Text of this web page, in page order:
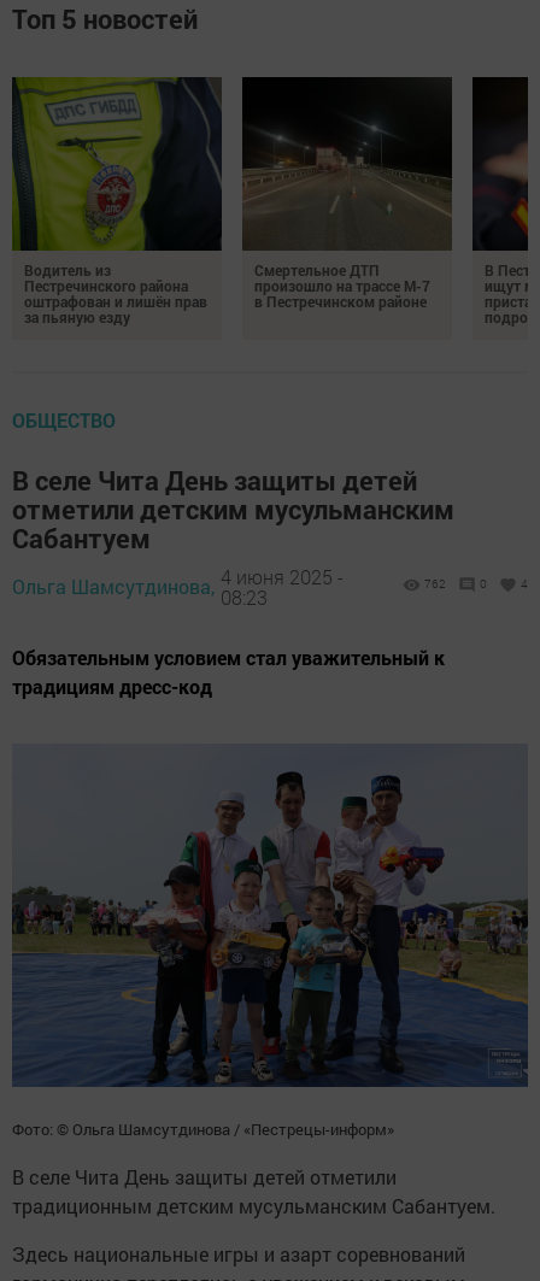
Топ 5 новостей
Водитель из
Пестречинского района
оштрафован и лишён прав
за пьяную езду
Смертельное ДТП
произошло на трассе М-7
в Пестречинском районе
В
ищут
ОБЩЕСТВО
В селе Чита День защиты детей
отметили детским мусульманским
Сабантуем
Ольга Шамсутдинова, 4 июня 2025 -
08:23
762 0 4
Обязательным условием стал уважительный к
традициям дресс-код
Фото: © Ольга Шамсутдинова / «Пестрецы-информ»
В селе Чита День защиты детей отметили
традиционным детским мусульманским Сабантуем.
Здесь национальные игры и азарт соревнований